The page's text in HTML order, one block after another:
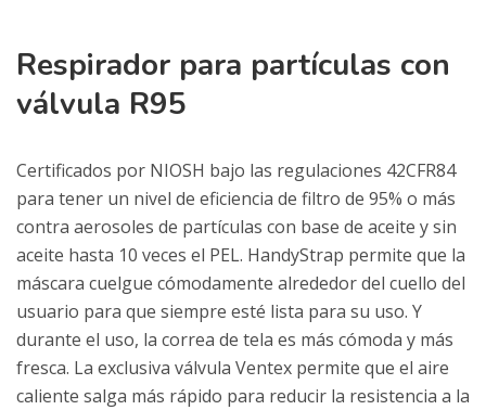
Respirador para partículas con
válvula R95
Certificados por NIOSH bajo las regulaciones 42CFR84
para tener un nivel de eficiencia de filtro de 95% o más
contra aerosoles de partículas con base de aceite y sin
aceite hasta 10 veces el PEL. HandyStrap permite que la
máscara cuelgue cómodamente alrededor del cuello del
usuario para que siempre esté lista para su uso. Y
durante el uso, la correa de tela es más cómoda y más
fresca. La exclusiva válvula Ventex permite que el aire
caliente salga más rápido para reducir la resistencia a la